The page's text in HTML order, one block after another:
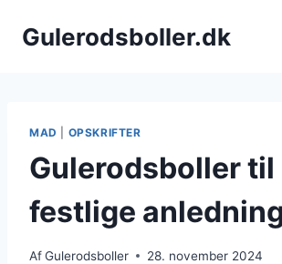
Gulerodsboller.dk
MAD OPSKRIFTER
Gulerodsboller til
festlige
AfGulerodsboller 28. november 2024